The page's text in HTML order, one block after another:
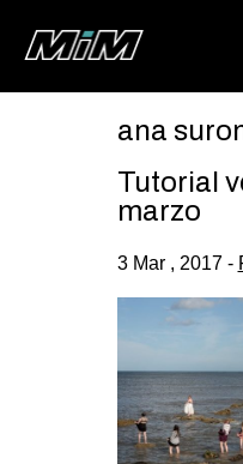
ana
Tutorial
marzo
3 Mar , 2017 -